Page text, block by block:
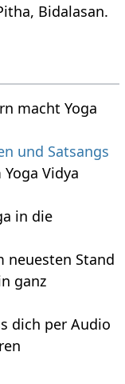
Bidalasan.
macht Yoga
und Satsangs
Vidya
in die
neuesten Stand
ganz
dich per Audio